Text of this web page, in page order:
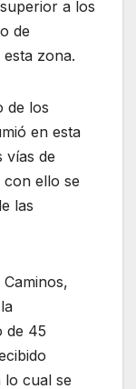
a los
de
zona.
de los
en esta
vías de
con ello se
las
de 45
lo cual se